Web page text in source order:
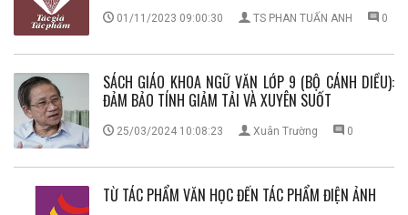
01/11/2023 09:00:30 TS PHAN TUẤN ANH 0
SÁCH GIÁO KHOA NGỮ VĂN LỚP 9 (BỘ CÁNH DIỀU):
ĐẢM BẢO TÍNH GIẢM TẢI VÀ XUYÊN SUỐT
25/03/2024 10:08:23 Xuân Trường 0
TỪ TÁC PHẨM VĂN HỌC ĐẾN TÁC PHẨM ĐIỆN ẢNH